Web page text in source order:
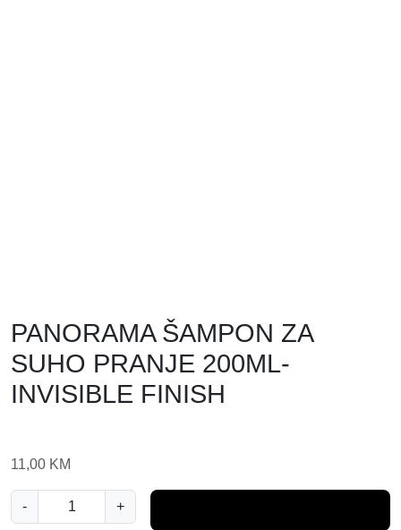
PANORAMA ŠAMPON ZA
SUHO PRANJE 200ML-
INVISIBLE FINISH
11,00 KM
-
A
+